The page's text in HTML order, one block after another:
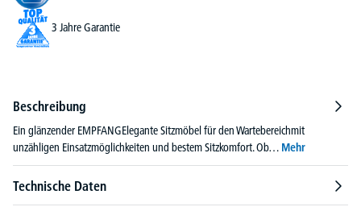
3 Jahre Garantie
Beschreibung
Ein glänzender EMPFANGElegante Sitzmöbel für den Wartebereichmit
unzähligen Einsatzmöglichkeiten und bestem Sitzkomfort. Ob… Mehr
Technische Daten